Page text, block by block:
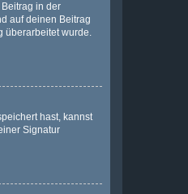
in der
auf deinen Beitrag
überarbeitet wurde.
hast, kannst
Signatur